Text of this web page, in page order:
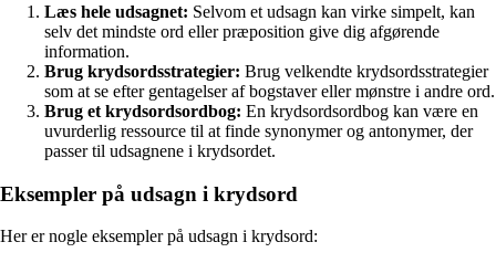
Læs hele udsagnet: Selvom et udsagn kan virke simpelt, kan
selv det mindste ord eller præposition give dig afgørende
information.
Brug krydsordsstrategier: Brug velkendte krydsordsstrategier
som at se efter gentagelser af bogstaver eller mønstre i andre ord.
Brug et krydsordsordbog: En krydsordsordbog kan være en
uvurderlig ressource til at finde synonymer og antonymer, der
passer til udsagnene i krydsordet.
Eksempler på udsagn i krydsord
Her er nogle eksempler på udsagn i krydsord: